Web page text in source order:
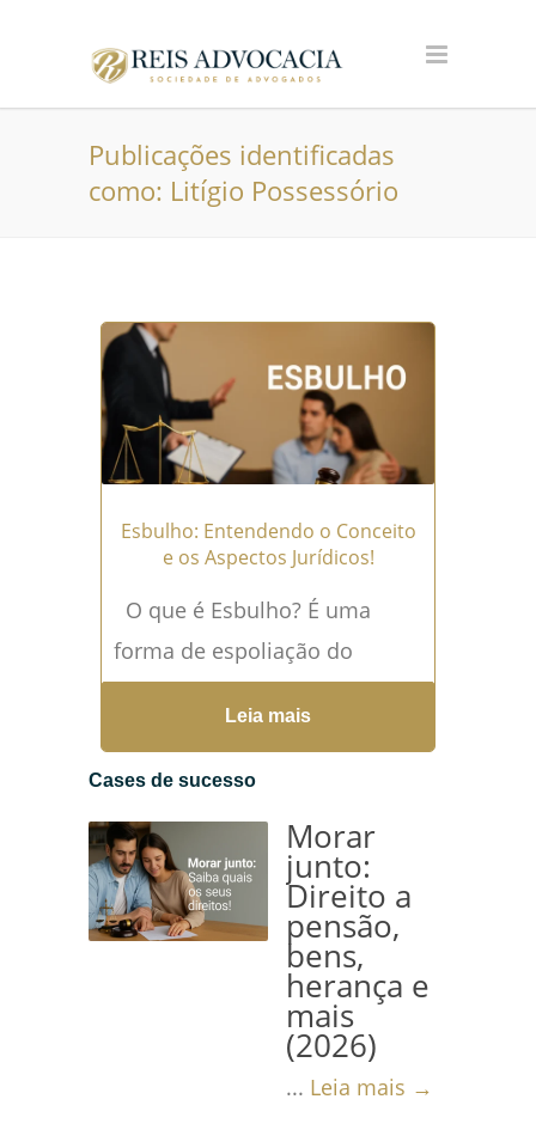
Publicações identificadas
como: Litígio Possessório
Esbulho: Entendendo o Conceito
e os Aspectos Jurídicos!
O que é Esbulho? É uma
forma de espoliação do
direito de posse ou
propriedade. Ele ocorre
quando alguém, sem o...
Leia mais
Cases de sucesso
Morar
junto:
Direito a
pensão,
bens,
herança e
mais
(2026)
... Leia mais →